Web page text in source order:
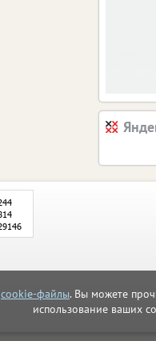
cookie-файлы. Вы можете
использование ваших